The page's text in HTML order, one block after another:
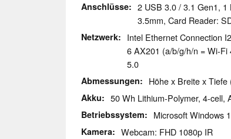
Anschlüsse
2 USB 3.0 / 3.1 Gen1, 1
3.5mm, Card Reader:
Netzwerk
Intel Ethernet Connection
6 AX201 (a/b/g/h/n = Wi-
5.0
Abmessungen Höhe x Breite x
Akku 50 Wh Lithium-Polymer, 4-cell,
Betriebssystem Microsoft Windows
Kamera Webcam: FHD 1080p IR